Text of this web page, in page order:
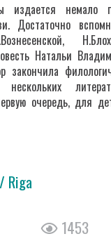
издается немало
Достаточно
Натальи
закончила
очередь, для
Riga
1453